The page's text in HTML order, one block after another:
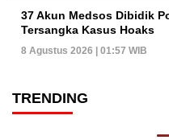
37 Akun Medsos Dibidik
Tersangka Kasus Hoaks
8 Agustus 2026 | 01:57 WIB
TRENDING